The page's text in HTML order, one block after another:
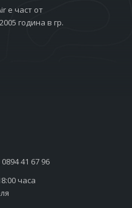
е част от
година в гр.
0894 41 67 96
часа